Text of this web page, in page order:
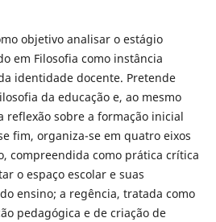
objetivo analisar o estágio
em Filosofia como instância
identidade docente. Pretende
da educação e, ao mesmo
sobre a formação inicial
fim, organiza-se em quatro eixos
compreendida como prática crítica
o espaço escolar e suas
ensino; a regência, tratada como
pedagógica e de criação de